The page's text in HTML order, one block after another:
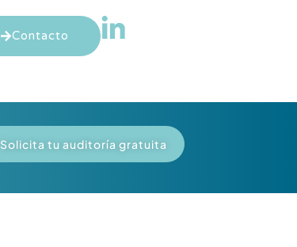
Contacto
Solicita tu auditoría gratuita